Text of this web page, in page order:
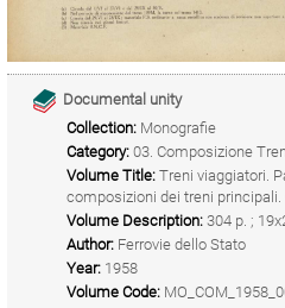
Documental unity
Collection: Monografie
Category: 03. Composizione
Volume Title: Treni viaggiatori.
composizioni dei treni principali.
Volume Description: 304 p. ;
Author: Ferrovie dello Stato
Year: 1958
Volume Code: